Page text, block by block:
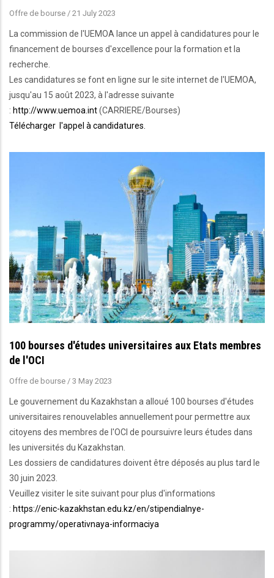
Offre de bourse / 21 July 2023
La commission de l'UEMOA lance un appel à candidatures pour le
financement de bourses d'excellence pour la formation et la
recherche.
Les candidatures se font en ligne sur le site internet de l'UEMOA,
jusqu'au 15 août 2023, à l'adresse suivante
: http://www.uemoa.int(CARRIERE/Bourses)
Télécharger l'appel à candidatures.
100 bourses d'études universitaires aux Etats membres
de l'OCI
Offre de bourse / 3 May 2023
Le gouvernement du Kazakhstan a alloué 100 bourses d'études
universitaires renouvelables annuellement pour permettre aux
citoyens des membres de l'OCI de poursuivre leurs études dans
les universités du Kazakhstan.
Les dossiers de candidatures doivent être déposés au plus tard le
30 juin 2023.
Veuillez visiter le site suivant pour plus d'informations
: https://enic-kazakhstan.edu.kz/en/stipendialnye-
programmy/operativnaya-informaciya